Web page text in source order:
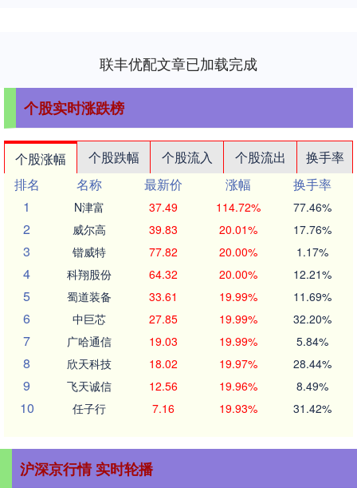
联丰优配文章已加载完成
个股实时涨跌榜
个股涨幅 个股跌幅 个股流入 个股流出
换手率
排名
名称 最新价 涨幅
换手率
1
N津富 37.49 114.72% 77.46%
2 威尔高 39.83 20.01% 17.76%
3 锴威特 77.82 20.00% 1.17%
4 科翔股份 64.32 20.00% 12.21%
5 蜀道装备 33.61 19.99% 11.69%
6 中巨芯 27.85 19.99% 32.20%
7 广哈通信 19.03 19.99% 5.84%
8 欣天科技 18.02 19.97% 28.44%
9 飞天诚信 12.56 19.96% 8.49%
10 任子行 7.16 19.93% 31.42%
沪深京行情 实时轮播